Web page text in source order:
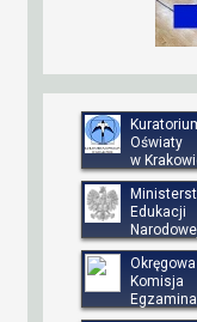
Oświaty
w
Edukacji
Okręgowa
Komisja